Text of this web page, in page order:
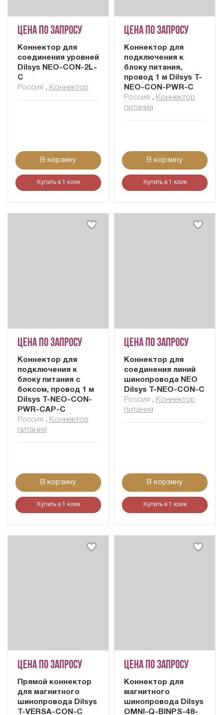
Цена по запросу
Коннектор для
соединения уровней
Dilsys NEO-CON-2L-
C
Россия , Коннектор
В корзину
Купить в 1 клик
Цена по запросу
Коннектор для
подключения к
блоку питания,
провод 1 м Dilsys T-
NEO-CON-PWR-C
Россия , Коннектор
питания
В корзину
Купить в 1 клик
Цена по запросу
Коннектор для
подключения к
блоку питания с
боксом, провод 1 м
Dilsys T-NEO-CON-
PWR-CAP-C
Россия , Коннектор
питания
В корзину
Купить в 1 клик
Цена по запросу
Коннектор для
соединения линий
шинопровода NEO
Dilsys T-NEO-CON-C
Россия , Коннектор
питания
В корзину
Купить в 1 клик
Цена по запросу
Прямой коннектор
для магнитного
шинопровода Dilsys
T-VERSA-CON-C
Цена по запросу
Коннектор для
магнитного
шинопровода Dilsys
OMNI-Q-BINPS-48-